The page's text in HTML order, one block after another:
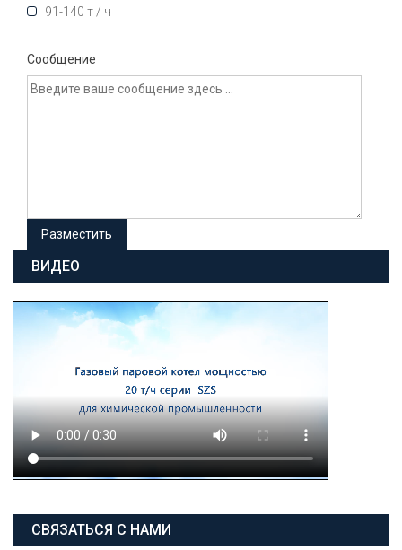
91-140 т / ч
Сообщение
ВИДЕО
СВЯЗАТЬСЯ С НАМИ